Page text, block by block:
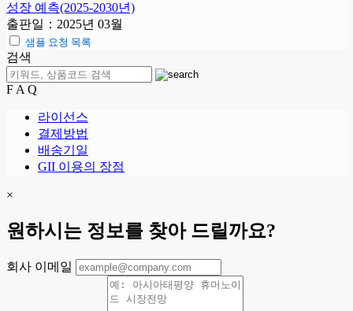
성장 예측(2025-2030년)
출판일：2025년 03월
샘플 요청 목록
검색
F A Q
라이선스
결제방법
배송기일
GII 이용의 장점
×
원하시는 정보를 찾아 드릴까요?
회사 이메일